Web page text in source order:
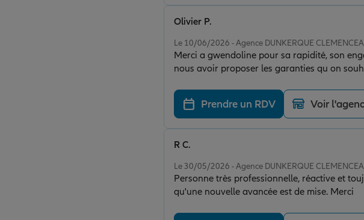
Le 10/06/2026 - Agence DUNKERQUE
Merci a gwendoline pour sa rapidité, son
nous avoir proposer les garanties qu on
Olivier P.
Prendre un RDV Voir
Le 30/05/2026 - Agence DUNKERQUE
Personne très professionnelle, réactive et
qu'une nouvelle avancée est de mise. Merci
R C.